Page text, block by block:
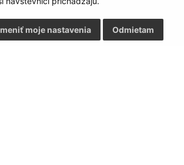
Odmietam
moje nastavenia